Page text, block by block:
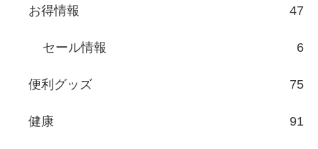
お得情報 47
セール情報 6
便利グッズ 75
健康 91